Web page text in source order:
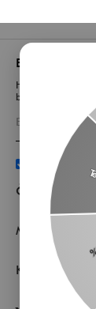
Bizden
Haberlerimiz,
bilgi sahibi olun
Üyelik
ediyorum.
Öne Çıkan
Müşteri
Kurumsal